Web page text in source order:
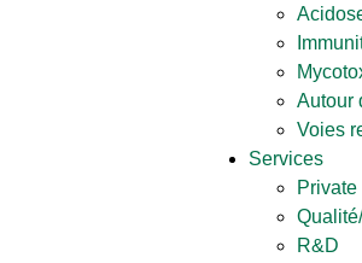
Autour
Voies
Services
Private
R&D